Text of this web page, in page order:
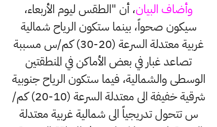
وأضاف البيان، أن "الطقس ليوم الأربعاء،
سيكون صحواً، بينما ستكون الرياح شمالية
غربية معتدلة السرعة (20-30) كم/س مسببة
تصاعد غبار في بعض الأماكن في المنطقتين
الوسطى والشمالية، فيما ستكون الرياح جنوبية
شرقية خفيفة الى معتدلة السرعة (10-20) كم/
س تتحول تدريجياً الى شمالية غربية معتدلة